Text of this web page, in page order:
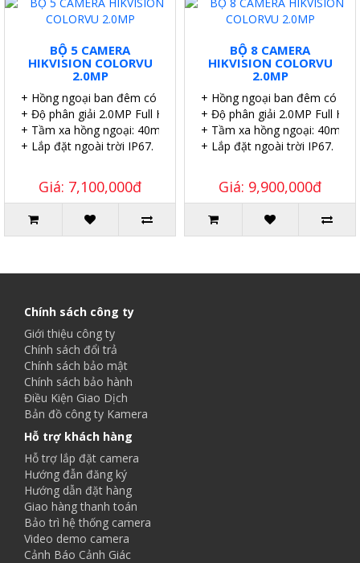
BỘ 5 CAMERA
HIKVISION COLORVU
2.0MP
+ Hồng ngoại ban đêm có màu.
+ Độ phân giải 2.0MP Full HD.
+ Tầm xa hồng ngoại: 40m.
+ Lắp đặt ngoài trời IP67.
Giá: 7,100,000đ
BỘ 8 CAMERA
HIKVISION COLORVU
2.0MP
+ Hồng ngoại ban đêm có
+ Độ phân giải 2.0MP Full HD.
+ Tầm xa hồng ngoại: 40m.
+ Lắp đặt ngoài trời IP67.
Giá: 9,900,000đ
Chính sách công ty
Giới thiệu công ty
Chính sách đổi trả
Chính sách bảo mật
Chính sách bảo hành
Điều Kiện Giao Dịch
Bản đồ công ty Kamera
Hỗ trợ khách hàng
Hỗ trợ lắp đặt camera
Hướng đẫn đăng ký
Hướng dẫn đặt hàng
Giao hàng thanh toán
Bảo trì hệ thống camera
Video demo camera
Cảnh Báo Cảnh Giác